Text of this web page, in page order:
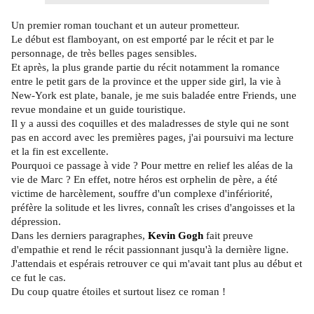
Un premier roman touchant et un auteur prometteur.
Le début est flamboyant, on est emporté par le récit et par le
personnage, de très belles pages sensibles.
Et après, la plus grande partie du récit notamment la romance
entre le petit gars de la province et the upper side girl, la vie à
New-York est plate, banale, je me suis baladée entre Friends, une
revue mondaine et un guide touristique.
Il y a aussi des coquilles et des maladresses de style qui ne sont
pas en accord avec les premières pages, j'ai poursuivi ma lecture
et la fin est excellente.
Pourquoi ce passage à vide ? Pour mettre en relief les aléas de la
vie de Marc ? En effet, notre héros est orphelin de père, a été
victime de harcèlement, souffre d'un complexe d'infériorité,
préfère la solitude et les livres, connaît les crises d'angoisses et la
dépression.
Dans les derniers paragraphes, Kevin Gogh fait preuve
d'empathie et rend le récit passionnant jusqu'à la dernière ligne.
J'attendais et espérais retrouver ce qui m'avait tant plus au début et
ce fut le cas.
Du coup quatre étoiles et surtout lisez ce roman !